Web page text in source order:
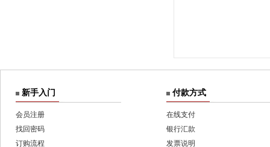
新手入门
会员注册
找回密码
订购流程
付款方式
在线支付
银行汇款
发票说明